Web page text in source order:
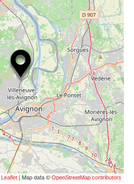
Leaflet | Map data ©OpenStreetMap contributors